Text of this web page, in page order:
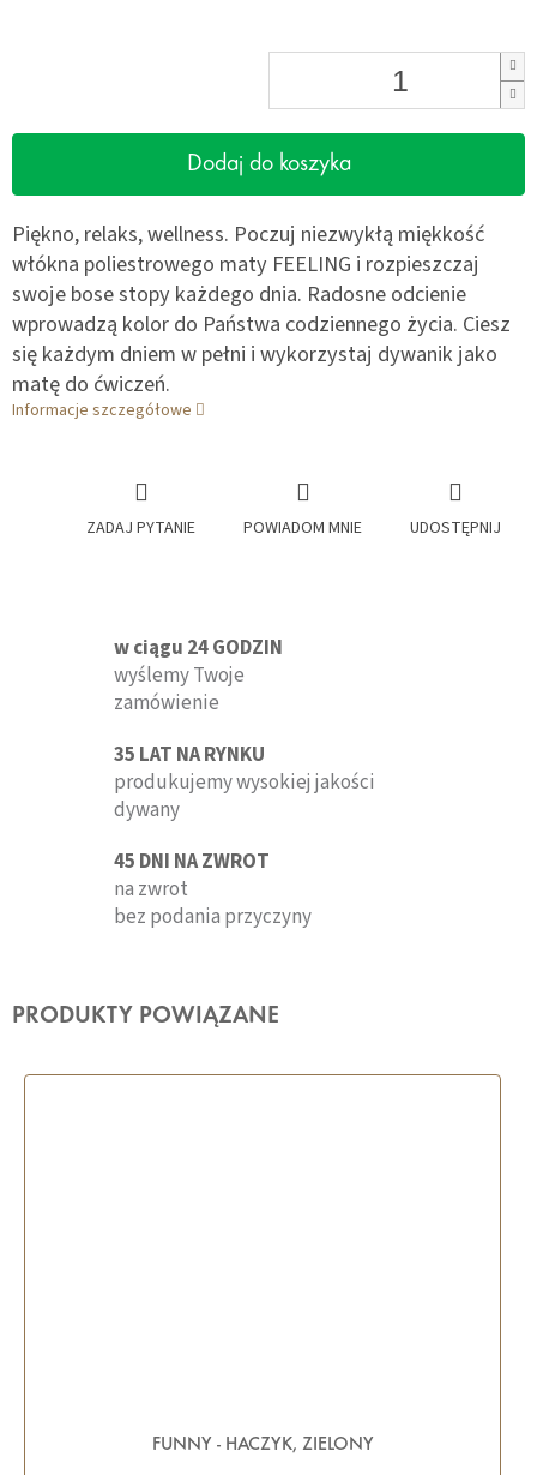
Dodaj do koszyka
Piękno, relaks, wellness. Poczuj niezwykłą miękkość
włókna poliestrowego maty FEELING i rozpieszczaj
swoje bose stopy każdego dnia. Radosne odcienie
wprowadzą kolor do Państwa codziennego życia. Ciesz
się każdym dniem w pełni i wykorzystaj dywanik jako
matę do ćwiczeń.
Informacje szczegółowe
ZADAJ PYTANIE POWIADOM MNIE UDOSTĘPNIJ
w ciągu 24 GODZIN
wyślemy Twoje
zamówienie
35 LAT NA RYNKU
produkujemy wysokiej jakości
dywany
45 DNI NA ZWROT
na zwrot
bez podania przyczyny
PRODUKTY POWIĄZANE
FUNNY - HACZYK, ZIELONY